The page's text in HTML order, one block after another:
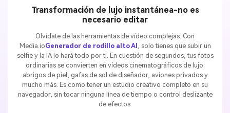
Transformación de lujo instantánea-no es
necesario editar
Olvídate de las herramientas de vídeo complejas. Con
Media.ioGenerador de rodillo alto AI , solo tienes que subir un
selfie y la IA lo hará todo por ti. En cuestión de segundos, tus fotos
ordinarias se convierten en vídeos cinematográficos de lujo:
abrigos de piel, gafas de sol de diseñador, aviones privados y
mucho más. Es como tener un estudio creativo completo en su
navegador, sin tocar ninguna línea de tiempo o control deslizante
de efectos.